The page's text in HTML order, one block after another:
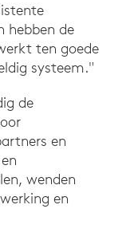
hebben de
ten goede
systeem."
de
en
wenden
en